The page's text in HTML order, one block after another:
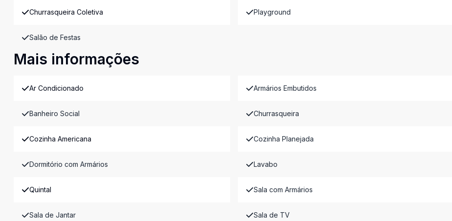
Churrasqueira Coletiva Playground
Salão de Festas
Mais informações
Ar Condicionado Armários Embutidos
Banheiro Social Churrasqueira
Cozinha Americana Cozinha Planejada
Dormitório com Armários Lavabo
Quintal Sala com Armários
Sala de Jantar Sala de TV